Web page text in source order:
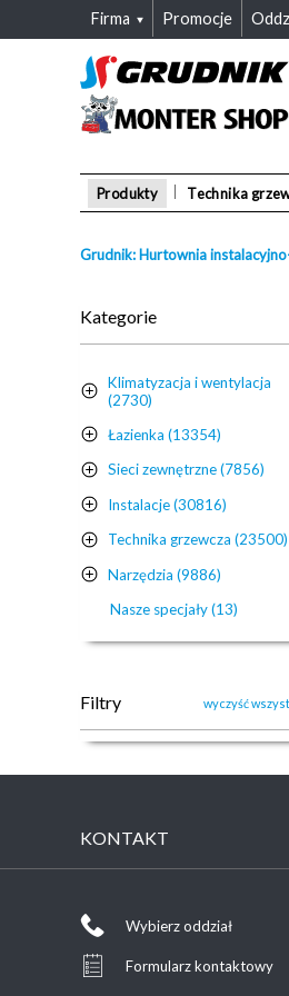
Firma Promocje
Produkty Technika
Grudnik: Hurtownia
Kategorie
Klimatyzacja i wentylacja
(2730)
Łazienka (13354)
Sieci zewnętrzne (7856)
Instalacje (30816)
Technika grzewcza (23500)
Narzędzia (9886)
Nasze specjały (13)
Filtry wyczyść
KONTAKT
Wybierz oddział
Formularz kontaktowy